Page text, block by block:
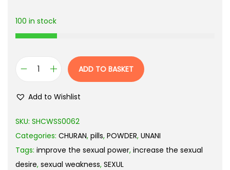
100 in stock
ADD TO BASKET
Add to Wishlist
SKU: SHCWSS0062
Categories: CHURAN, pills, POWDER, UNANI
Tags: improve the sexual power, increase the sexual
desire, sexual weakness, SEXUL